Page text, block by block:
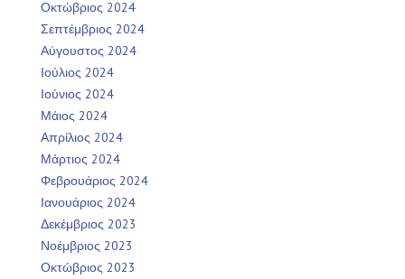
Οκτώβριος 2024
Σεπτέμβριος 2024
Αύγουστος 2024
Ιούλιος 2024
Ιούνιος 2024
Μάιος 2024
Απρίλιος 2024
Μάρτιος 2024
Φεβρουάριος 2024
Ιανουάριος 2024
Δεκέμβριος 2023
Νοέμβριος 2023
Οκτώβριος 2023